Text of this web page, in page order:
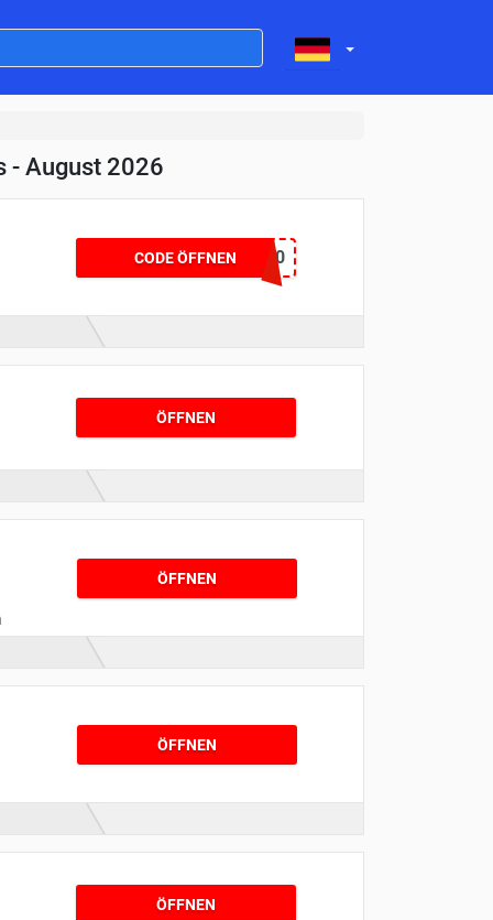
- August 2026
CODE ÖFFNENEXTRA10
ÖFFNEN
ÖFFNEN
ÖFFNEN
ÖFFNEN